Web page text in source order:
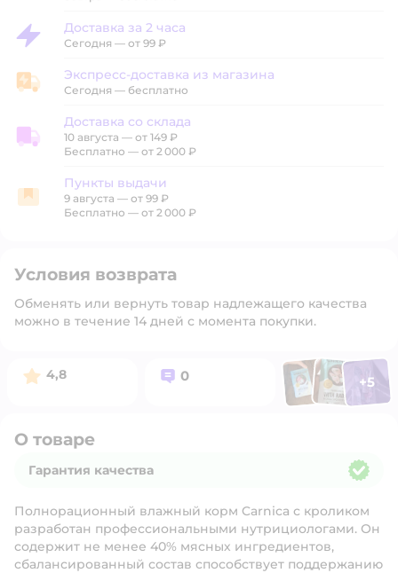
Доставка за 2 часа
Доставка за 2 часа
Сегодня — от 99 ₽
Экспресс-доставка из магазина
Экспресс-доставка из магазина
Сегодня — бесплатно
Доставка со склада
Доставка со склада
10 августа — от 149 ₽
Бесплатно — от 2 000 ₽
Пункты выдачи
Пункты выдачи
9 августа — от 99 ₽
Бесплатно — от 2 000 ₽
Условия возврата
Обменять или вернуть товар надлежащего качества
можно в течение 14 дней с момента покупки.
Рейтинг:
4,8 Вопросов:
0 ФотоФотоФото
+5
Открыть
О товаре
Гарантия качества
Полнорационный влажный корм Carnica с кроликом
разработан профессиональными нутрициологами. Он
содержит не менее 40% мясных ингредиентов,
сбалансированный состав способствует поддержанию